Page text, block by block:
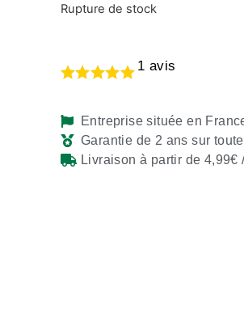
Rupture de stock
1 avis
Entreprise située en
Garantie de 2 ans sur
Livraison à partir de